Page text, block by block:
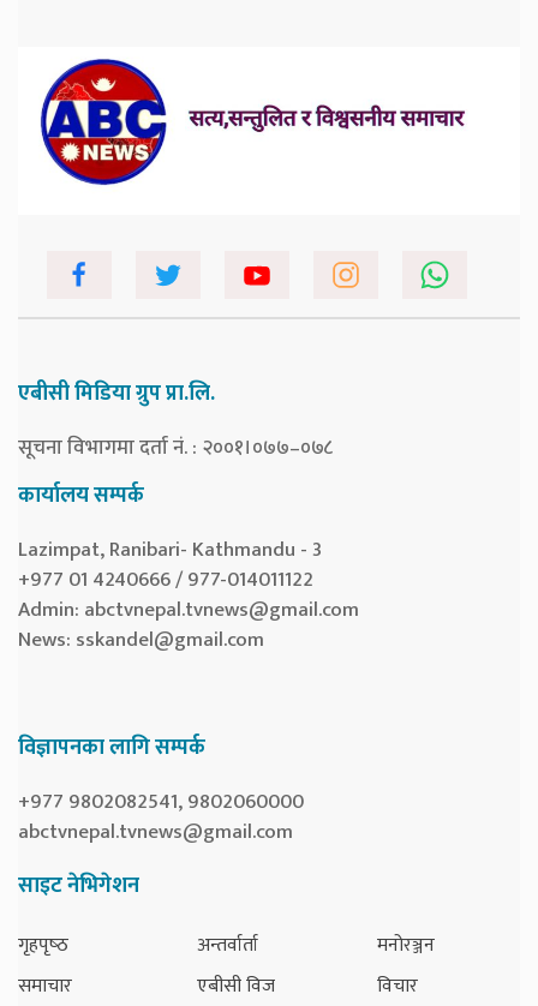
एबीसी मिडिया ग्रुप प्रा.लि.
सूचना विभागमा दर्ता नं. : २००१।०७७–०७८
कार्यालय सम्पर्क
Lazimpat, Ranibari- Kathmandu - 3
+977 01 4240666 / 977-014011122
Admin: abctvnepal.tvnews@gmail.com
News: sskandel@gmail.com
विज्ञापनका लागि सम्पर्क
+977 9802082541, 9802060000
abctvnepal.tvnews@gmail.com
साइट नेभिगेशन
गृहपृष्‍ठ
समाचार
अन्तर्वार्ता
एबीसी विज
मनोरञ्जन
विचार